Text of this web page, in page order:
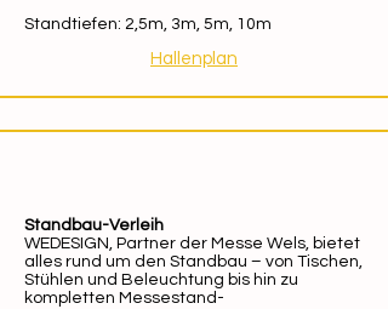
Standtiefen: 2,5m, 3m, 5m, 10m
Hallenplan
Standbau-Verleih
WEDESIGN, Partner der Messe Wels, bietet
alles rund um den Standbau – von Tischen,
Stühlen und Beleuchtung bis hin zu
kompletten Messestand-